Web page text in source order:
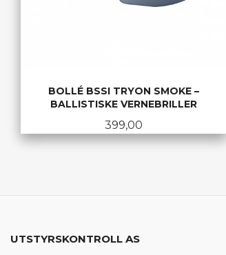
BOLLÉ BSSI TRYON SMOKE –
BALLISTISKE VERNEBRILLER
Pris
399,00
UTSTYRSKONTROLL AS